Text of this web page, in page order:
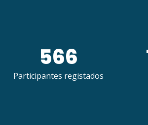
566
Participantes registados